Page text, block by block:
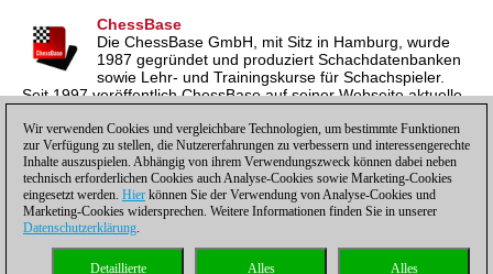
ChessBase
Die ChessBase GmbH, mit Sitz in Hamburg, wurde
1987 gegründet und produziert Schachdatenbanken
sowie Lehr- und Trainingskurse für Schachspieler.
Seit 1997 veröffentlich ChessBase auf seiner Webseite aktuelle
inzwischen in vier Sprachen und gilt weltweit als wichtigste
Schachnachrichtenseite.
Datenschutzhinweis| Kontakt| |Lizenzen
Wir verwenden Cookies und vergleichbare Technologien, um bestimmte Funktionen
zur Verfügung zu stellen, die Nutzererfahrungen zu verbessern und interessengerechte
Inhalte auszuspielen. Abhängig von ihrem Verwendungszweck können dabei neben
technisch erforderlichen Cookies auch Analyse-Cookies sowie Marketing-Cookies
eingesetzt werden. Hier können Sie der Verwendung von Analyse-Cookies und
Marketing-Cookies widersprechen. Weitere Informationen finden Sie in unserer
Datenschutzerklärung.
Alles
Alles
Detaillierte